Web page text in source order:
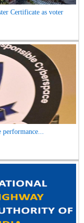
Certificate as voter
performance...